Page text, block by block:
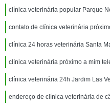
clínica veterinária popular Parque
contato de clínica veterinária
clínica 24 horas veterinária Santa
clínica veterinária próximo a mim
clínica veterinária 24h Jardim Las
endereço de clínica veterinária de